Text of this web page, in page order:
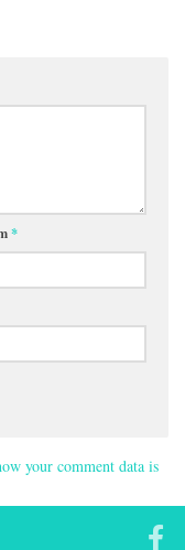
*
your comment data is